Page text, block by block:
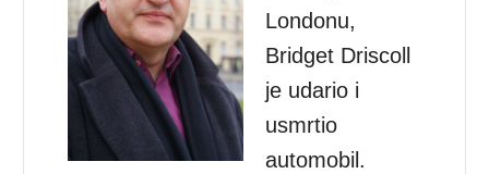
Londonu,
Bridget Driscoll
je udario i
usmrtio
automobil.